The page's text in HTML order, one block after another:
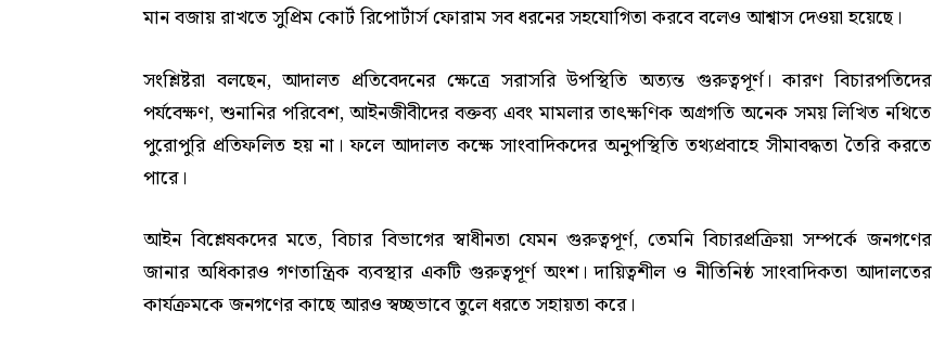
মান বজায় রাখতে সুপ্রিম কোর্ট রিপোর্টার্স ফোরাম সব ধরনের সহযোগিতা করবে বলেও আশ্বাস দেওয়া হয়েছে।
সংশ্লিষ্টরা বলছেন, আদালত প্রতিবেদনের ক্ষেত্রে সরাসরি উপস্থিতি অত্যন্ত গুরুত্বপূর্ণ। কারণ বিচারপতিদের
পর্যবেক্ষণ, শুনানির পরিবেশ, আইনজীবীদের বক্তব্য এবং মামলার তাৎক্ষণিক অগ্রগতি অনেক সময় লিখিত নথিতে
পুরোপুরি প্রতিফলিত হয় না। ফলে আদালত কক্ষে সাংবাদিকদের অনুপস্থিতি তথ্যপ্রবাহে সীমাবদ্ধতা তৈরি করতে
পারে।
আইন বিশ্লেষকদের মতে, বিচার বিভাগের স্বাধীনতা যেমন গুরুত্বপূর্ণ, তেমনি বিচারপ্রক্রিয়া সম্পর্কে জনগণের
জানার অধিকারও গণতান্ত্রিক ব্যবস্থার একটি গুরুত্বপূর্ণ অংশ। দায়িত্বশীল ও নীতিনিষ্ঠ সাংবাদিকতা আদালতের
কার্যক্রমকে জনগণের কাছে আরও স্বচ্ছভাবে তুলে ধরতে সহায়তা করে।